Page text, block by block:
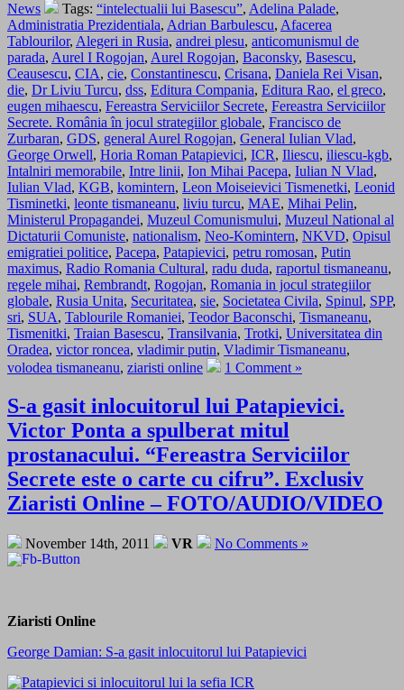
News
Tags: “intelectualii lui Basescu”, Adelina Palade,
Administratia Prezidentiala, Adrian Barbulescu, Afacerea
Tablourilor, Alegeri in Rusia, andrei plesu, anticomunismul de
parada, Aurel I Rogojan, Aurel Rogojan, Baconsky, Basescu,
Ceausescu, CIA, cie, Constantinescu, Crisana, Daniela Rei Visan,
die, Dr Liviu Turcu, dss, Editura Compania, Editura Rao, el greco,
eugen mihaescu, Fereastra Serviciilor Secrete, Fereastra Serviciilor
Secrete. România în jocul strategiilor globale, Francisco de
Zurbaran, GDS, general Aurel Rogojan, General Iulian Vlad,
George Orwell, Horia Roman Patapievici, ICR, Iliescu, iliescu-kgb,
Intalniri memorabile, Intre linii, Ion Mihai Pacepa, Iulian N Vlad,
Iulian Vlad, KGB, komintern, Leon Moiseievici Tismenetki, Leonid
Tisminetki, leonte tismaneanu, liviu turcu, MAE, Mihai Pelin,
Ministerul Propagandei, Muzeul Comunismului, Muzeul National al
Dictaturii Comuniste, nationalism, Neo-Komintern, NKVD, Opisul
emigratiei politice, Pacepa, Patapievici, petru romosan, Putin
maximus, Radio Romania Cultural, radu duda, raportul tismaneanu,
regele mihai, Rembrandt, Rogojan, Romania in jocul strategiilor
globale, Rusia Unita, Securitatea, sie, Societatea Civila, Spinul, SPP,
sri, SUA, Tablourile Romaniei, Teodor Baconschi, Tismaneanu,
Tismenitki, Traian Basescu, Transilvania, Trotki, Universitatea din
Oradea, victor roncea, vladimir putin, Vladimir Tismaneanu,
volodea tismaneanu, ziaristi online 1 Comment »
S-a gasit inlocuitorul lui Patapievici.
Victor Ponta a spulberat mitul
prostanacului. “Fereastra Serviciilor
Secrete este o carte cu cifru”. Exclusiv
Ziaristi Online – FOTO/AUDIO/VIDEO
November 14th, 2011 VR No Comments »
Ziaristi Online
George Damian: S-a gasit inlocuitorul lui Patapievici